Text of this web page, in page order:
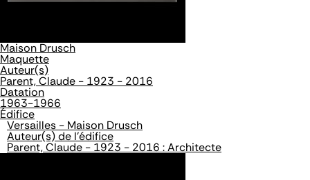
Maison Drusch
Maquette
Auteur(s)
Parent, Claude - 1923 - 2016
Datation
1963-1966
Édifice
Versailles - Maison Drusch
Auteur(s) de l'édifice
Parent, Claude - 1923 - 2016 : Architecte